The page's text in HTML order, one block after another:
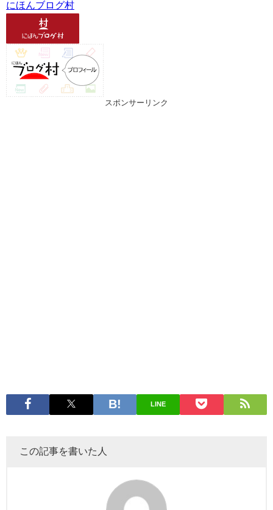
にほんブログ村
スポンサーリンク
LINE
この記事を書いた人